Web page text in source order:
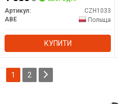
Артикул:
CZH1033
ABE
Польща
КУПИТИ
1 2